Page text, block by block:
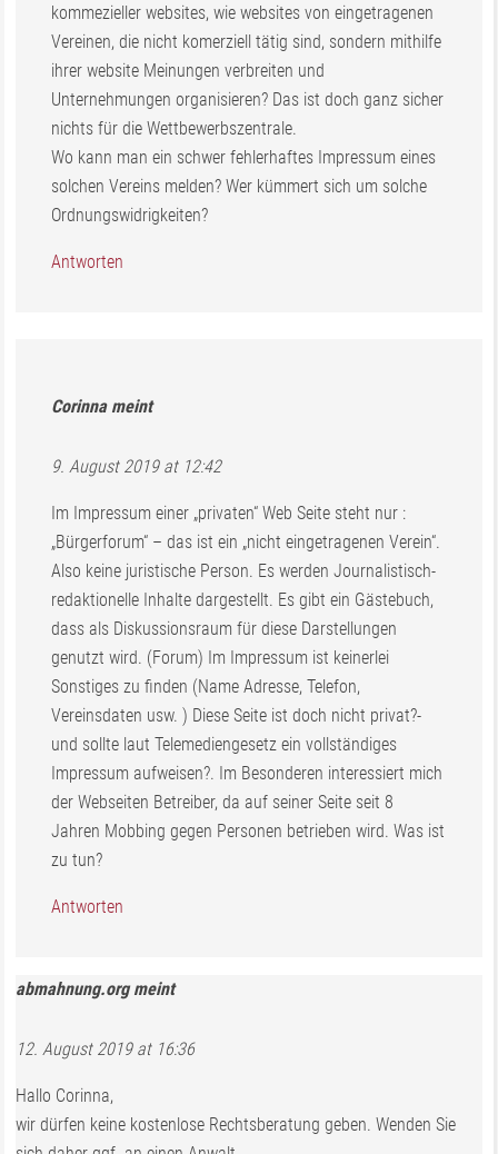
kommezieller websites, wie websites von eingetragenen
Vereinen, die nicht komerziell tätig sind, sondern mithilfe
ihrer website Meinungen verbreiten und
Unternehmungen organisieren? Das ist doch ganz sicher
nichts für die Wettbewerbszentrale.
Wo kann man ein schwer fehlerhaftes Impressum eines
solchen Vereins melden? Wer kümmert sich um solche
Ordnungswidrigkeiten?
Antworten
Corinna meint
9. August 2019 at 12:42
Im Impressum einer „privaten“ Web Seite steht nur :
„Bürgerforum“ – das ist ein „nicht eingetragenen Verein“.
Also keine juristische Person. Es werden Journalistisch-
redaktionelle Inhalte dargestellt. Es gibt ein Gästebuch,
dass als Diskussionsraum für diese Darstellungen
genutzt wird. (Forum) Im Impressum ist keinerlei
Sonstiges zu finden (Name Adresse, Telefon,
Vereinsdaten usw. ) Diese Seite ist doch nicht privat?-
und sollte laut Telemediengesetz ein vollständiges
Impressum aufweisen?. Im Besonderen interessiert mich
der Webseiten Betreiber, da auf seiner Seite seit 8
Jahren Mobbing gegen Personen betrieben wird. Was ist
zu tun?
Antworten
abmahnung.orgmeint
12. August 2019 at 16:36
Hallo Corinna,
wir dürfen keine kostenlose Rechtsberatung geben. Wenden Sie